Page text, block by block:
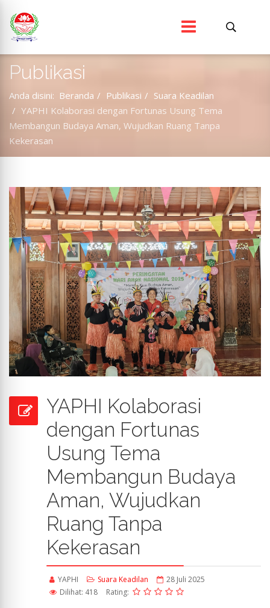
Publikasi
Anda disini: Beranda Publikasi
Suara Keadilan
YAPHI Kolaborasi dengan Fortunas Usung Tema
Membangun Budaya Aman, Wujudkan Ruang Tanpa
Kekerasan
YAPHI Kolaborasi
dengan Fortunas
Usung Tema
Membangun Budaya
Aman, Wujudkan
Ruang Tanpa
Kekerasan
YAPHI Suara Keadilan
28 Juli 2025
Dilihat: 418
Rating: